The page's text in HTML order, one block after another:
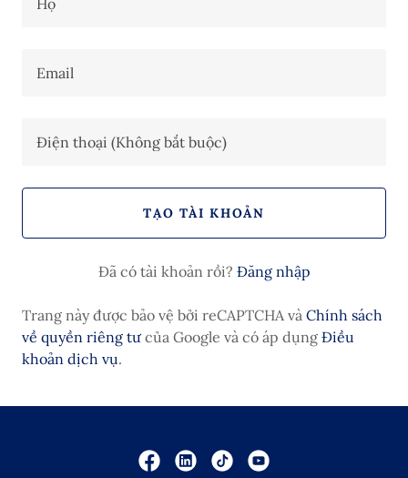
TẠO TÀI KHOẢN
Đã có tài khoản rồi? Đăng nhập
Trang này được bảo vệ bởi reCAPTCHA và Chính sách
về quyền riêng tưcủa Google và có áp dụng Điều
khoản dịch vụ.